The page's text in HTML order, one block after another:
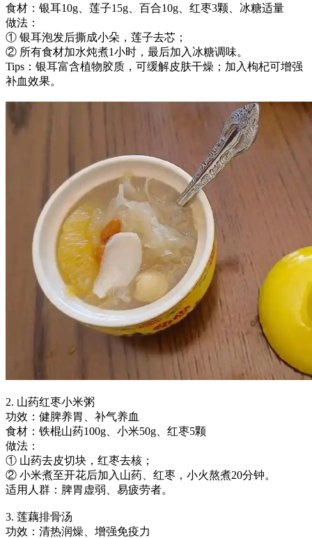
食材：银耳10g、莲子15g、百合10g、红枣3颗、冰糖适量
做法：
① 银耳泡发后撕成小朵，莲子去芯；
② 所有食材加水炖煮1小时，最后加入冰糖调味。
Tips：银耳富含植物胶质，可缓解皮肤干燥；加入枸杞可增强
补血效果。
2. 山药红枣小米粥
功效：健脾养胃、补气养血
食材：铁棍山药100g、小米50g、红枣5颗
做法：
① 山药去皮切块，红枣去核；
② 小米煮至开花后加入山药、红枣，小火熬煮20分钟。
适用人群：脾胃虚弱、易疲劳者。
3. 莲藕排骨汤
功效：清热润燥、增强免疫力